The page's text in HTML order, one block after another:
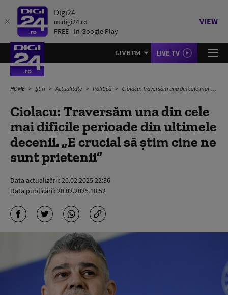
Digi24
m.digi24.ro
FREE - In Google Play
VIEW
LIVE FM LIVE TV
HOME Știri Actualitate Politică Ciolacu: Traversăm una din cele mai dificile perioade din ultimele decenii. „E crucial să știm cine ne sunt prietenii”
Ciolacu: Traversăm una din cele
mai dificile perioade din ultimele
decenii. „E crucial să știm cine ne
sunt prietenii”
Data actualizării:20.02.2025 22:36
Data publicării:20.02.2025 18:52